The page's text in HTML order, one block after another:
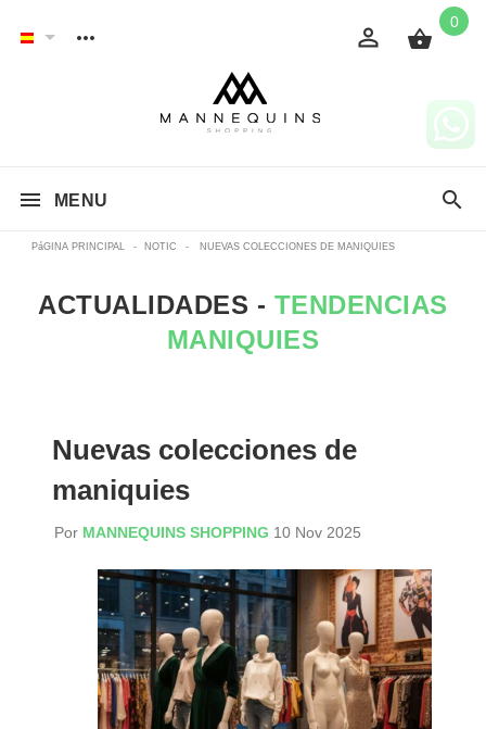
0
MENU
PáGINA PRINCIPAL - NOTIC - NUEVAS COLECCIONES DE MANIQUIES
ACTUALIDADES - TENDENCIAS
MANIQUIES
Nuevas colecciones de
maniquies
Por MANNEQUINS SHOPPING 10 Nov 2025